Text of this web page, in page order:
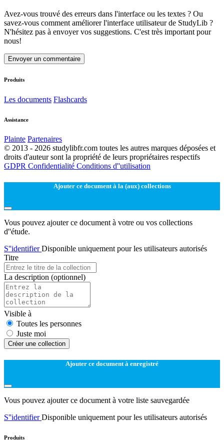
Avez-vous trouvé des erreurs dans l'interface ou les textes ? Ou
savez-vous comment améliorer l'interface utilisateur de StudyLib ?
N'hésitez pas à envoyer vos suggestions. C'est très important pour
nous!
Envoyer un commentaire
Produits
Les documents Flashcards
Assistance
Plainte Partenaires
© 2013 - 2026 studylibfr.com toutes les autres marques déposées et
droits d'auteur sont la propriété de leurs propriétaires respectifs
GDPR Confidentialité Conditions d''utilisation
Ajouter ce document à la (aux) collections
Vous pouvez ajouter ce document à votre ou vos collections
d''étude.
S''identifierDisponible uniquement pour les utilisateurs autorisés
Titre
La description (optionnel)
Visible à
Toutes les personnes
Juste moi
Créer une collection
Ajouter ce document à enregistré
Vous pouvez ajouter ce document à votre liste sauvegardée
S''identifierDisponible uniquement pour les utilisateurs autorisés
Produits